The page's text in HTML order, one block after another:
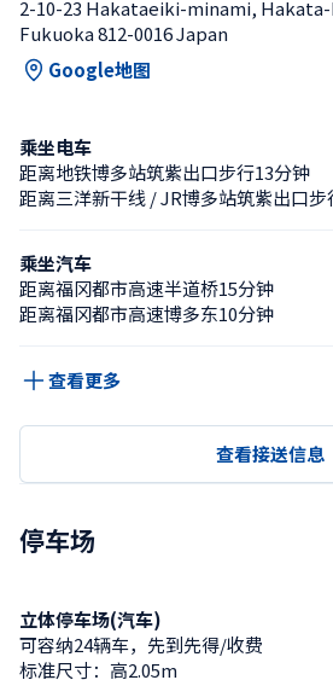
2-10-23 Hakataeiki-minami,
Fukuoka 812-0016 Japan
Google地图
乘坐电车
距离地铁博多站筑紫出口步行13分钟
距离三洋新干线 / JR博多站筑紫出口步
乘坐汽车
距离福冈都市高速半道桥15分钟
距离福冈都市高速博多东10分钟
查看更多
查看接送信息
停车场
立体停车场(汽车)
可容纳24辆车，先到先得/收费
标准尺寸：高2.05m